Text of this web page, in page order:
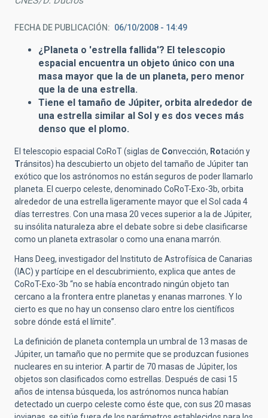
FECHA DE PUBLICACIÓN 06/10/2008 - 14:49
¿Planeta o 'estrella fallida'? El telescopio
espacial encuentra un objeto único con una
masa mayor que la de un planeta, pero menor
que la de una estrella.
Tiene el tamaño de Júpiter, orbita alrededor de
una estrella similar al Sol y es dos veces más
denso que el plomo.
El telescopio espacial CoRoT (siglas de Convección, Rotación y
Tránsitos) ha descubierto un objeto del tamaño de Júpiter tan
exótico que los astrónomos no están seguros de poder llamarlo
planeta. El cuerpo celeste, denominado CoRoT-Exo-3b, orbita
alrededor de una estrella ligeramente mayor que el Sol cada 4
días terrestres. Con una masa 20 veces superior a la de Júpiter,
su insólita naturaleza abre el debate sobre si debe clasificarse
como un planeta extrasolar o como una enana marrón.
Hans Deeg, investigador del Instituto de Astrofísica de Canarias
(IAC) y partícipe en el descubrimiento, explica que antes de
CoRoT-Exo-3b “no se había encontrado ningún objeto tan
cercano a la frontera entre planetas y enanas marrones. Y lo
cierto es que no hay un consenso claro entre los científicos
sobre dónde está el límite”.
La definición de planeta contempla un umbral de 13 masas de
Júpiter, un tamaño que no permite que se produzcan fusiones
nucleares en su interior. A partir de 70 masas de Júpiter, los
objetos son clasificados como estrellas. Después de casi 15
años de intensa búsqueda, los astrónomos nunca habían
detectado un cuerpo celeste como éste que, con sus 20 masas